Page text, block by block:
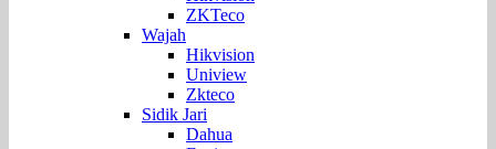
ZKTeco
Wajah
Hikvision
Uniview
Zkteco
Sidik Jari
Dahua